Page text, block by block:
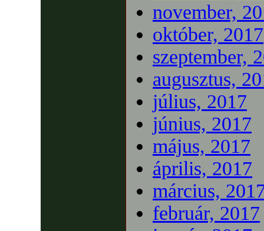
november,
október, 2017
szeptember,
augusztus,
július, 2017
június, 2017
május, 2017
április, 2017
március,
február, 2017